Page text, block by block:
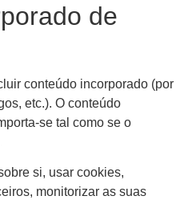
de
conteúdo incorporado (por
etc.). O conteúdo
se tal como se o
si, usar cookies,
monitorizar as suas